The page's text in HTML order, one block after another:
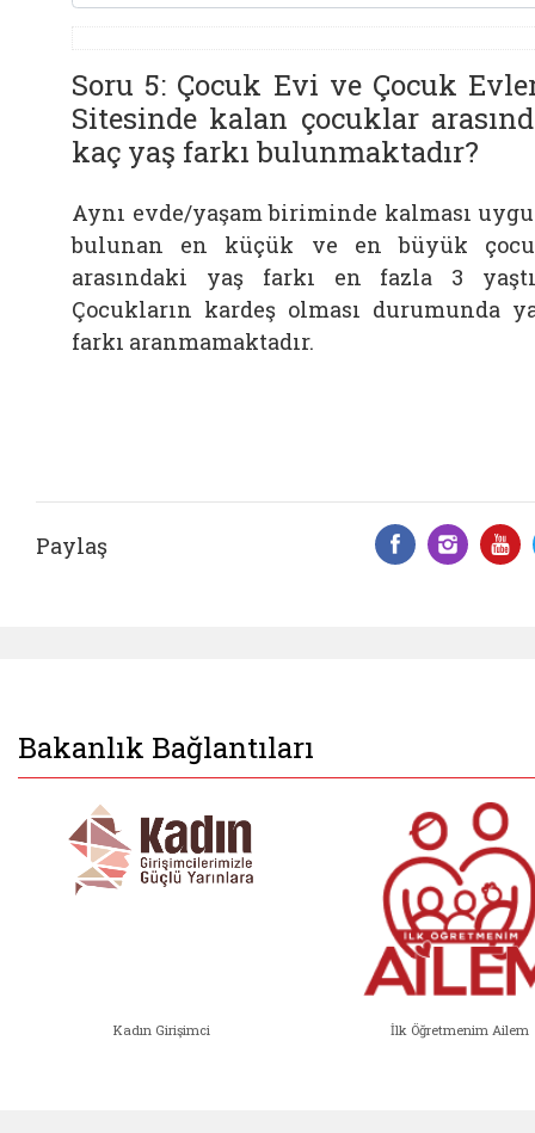
Soru 5: Çocuk Evi ve Çocuk
Sitesinde kalan çocuklar
kaç yaş farkı bulunmaktadır?
Aynı evde/yaşam biriminde kalması
bulunan en küçük ve en büyük
arasındaki yaş farkı en fazla 3
Çocukların kardeş olması durumunda
farkı aranmamaktadır.
Paylaş
Bakanlık Bağlantıları
Kadın Girişimci İlk Öğretmenim Ailem